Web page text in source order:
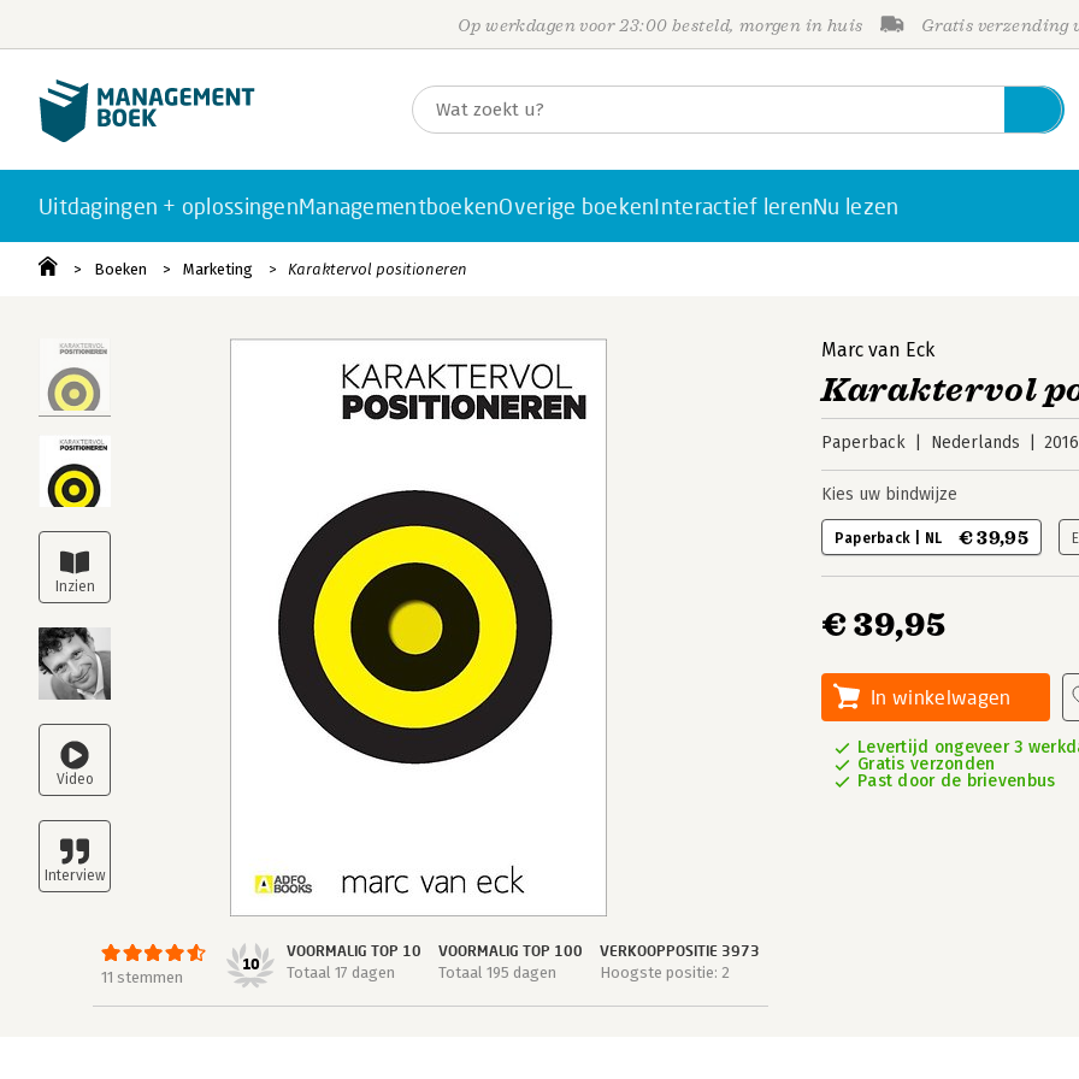
Op werkdagen voor 23:00 besteld, morgen in huis Gratis verzending
Uitdagingen + oplossingenManagementboekenOverige boekenInteractief lerenNu lezen
Boeken Marketing Karaktervol positioneren
11 stemmen
10
VOORMALIG TOP 10
Totaal 17 dagen
VOORMALIG TOP 100
Totaal 195 dagen
VERKOOPPOSITIE 3973
Hoogste positie: 2
Marc van Eck
Karaktervol
Paperback Nederlands 2016
Kies uw bindwijze
Paperback | NL € 39,95
€ 39,95
In winkelwagen
Levertijd ongeveer 3
Gratis verzonden
Past door de brievenbus